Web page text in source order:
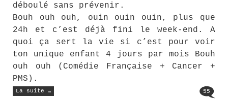
déboulé sans prévenir.
Bouh ouh ouh, ouin ouin ouin, plus que
24h et c’est déjà fini le week-end. A
quoi ça sert la vie si c’est pour voir
ton unique enfant 4 jours par mois Bouh
ouh ouh (Comédie Française + Cancer +
PMS).
La suite …
« Des
nouvelles
55